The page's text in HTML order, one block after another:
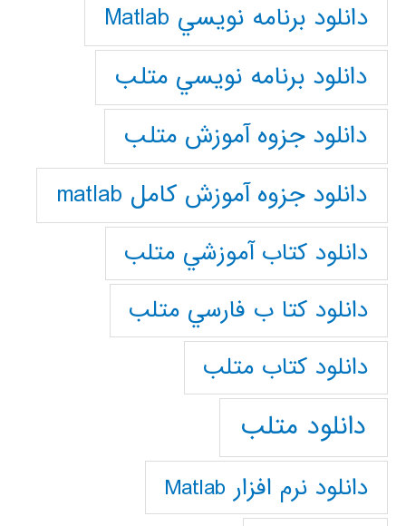
دانلود برنامه نويسي Matlab
دانلود برنامه نويسي متلب
دانلود جزوه آموزش متلب
دانلود جزوه آموزش کامل matlab
دانلود كتاب آموزشي متلب
دانلود كتا ب فارسي متلب
دانلود كتاب متلب
دانلود متلب
دانلود نرم افزار Matlab